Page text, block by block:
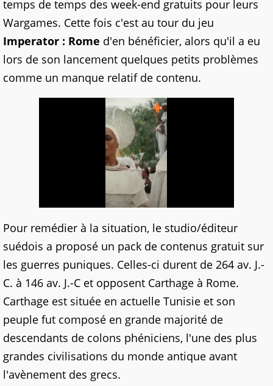
temps de temps des week-end gratuits pour leurs
Wargames. Cette fois c'est au tour du jeu
Imperator : Rome d'en bénéficier, alors qu'il a eu
lors de son lancement quelques petits problèmes
comme un manque relatif de contenu.
Pour remédier à la situation, le studio/éditeur
suédois a proposé un pack de contenus gratuit sur
les guerres puniques. Celles-ci durent de 264 av. J.-
C. à 146 av. J.-C et opposent Carthage à Rome.
Carthage est située en actuelle Tunisie et son
peuple fut composé en grande majorité de
descendants de colons phéniciens, l'une des plus
grandes civilisations du monde antique avant
l'avènement des grecs.